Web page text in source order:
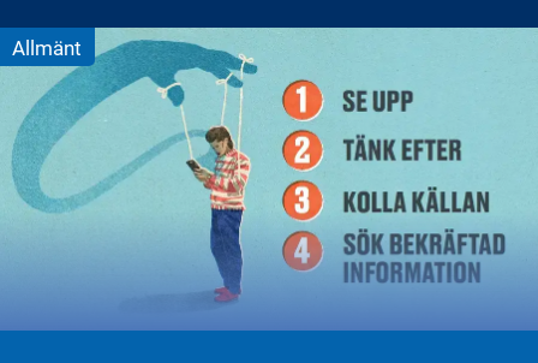
anonymt, vilket kan göra det extra svårt
att veta hur man ska agera. Näthat
påverkar inte bara off...
Allmänt